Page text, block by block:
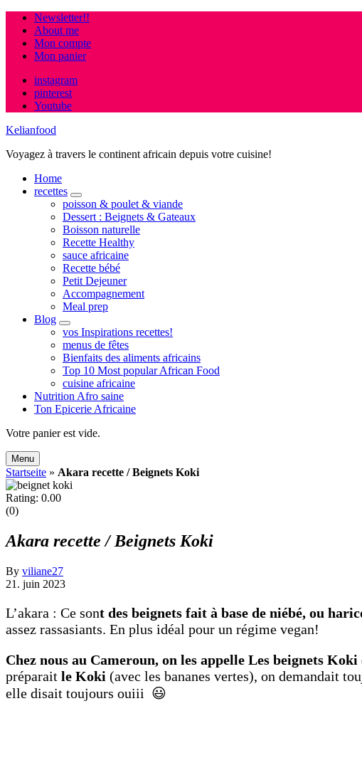
Newsletter!!
About me
Mon compte
Mon panier
instagram
pinterest
Youtube
Kelianfood
Voyagez à travers le continent africain depuis votre cuisine!
Home
recettes
expand
child
menu
poisson & poulet & viande
Dessert : Beignets & Gateaux
Boisson naturelle
Recette Healthy
sauce africaine
Recette bébé
Petit Dejeuner
Accompagnement
Meal prep
Blog
expand
child
menu
vos Inspirations recettes!
menus de fêtes
Bienfaits des aliments africains
Top 10 Most popular African Food
cuisine africaine
Nutrition Afro saine
Ton Epicerie Africaine
Search
Votre panier est vide.
Menu
Startseite » Akara recette / Beignets Koki
Rating: 0.00
(0)
Akara recette / Beignets Koki
By viliane27
21. juin 2023
L’akara : Ce sont des beignets fait à base de niébé, ou
assez rassasiants. En plus idéal pour un régime vegan!
Chez nous au Cameroun, on les appelle Les beignets Koki
préparait le Koki (avec les bananes vertes), on demandait
elle disait toujours ouiii 😃